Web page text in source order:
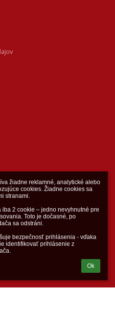
žiadne reklamné, analytické alebo
cookies. Žiadne cookies sa
stranami.
iba 2 cookie – jedno nevyhnutné pre
Toto je dočasné, po
sa odstráni.
bezpečnosť prihlásenia - vďaka
identifikovať prihlásenie z
Ok